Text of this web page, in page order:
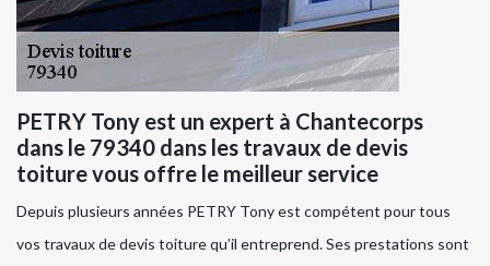
PETRY Tony est un expert à Chantecorps
dans le 79340 dans les travaux de devis
toiture vous offre le meilleur service
Depuis plusieurs années PETRY Tony est compétent pour tous
vos travaux de devis toiture qu’il entreprend. Ses prestations sont